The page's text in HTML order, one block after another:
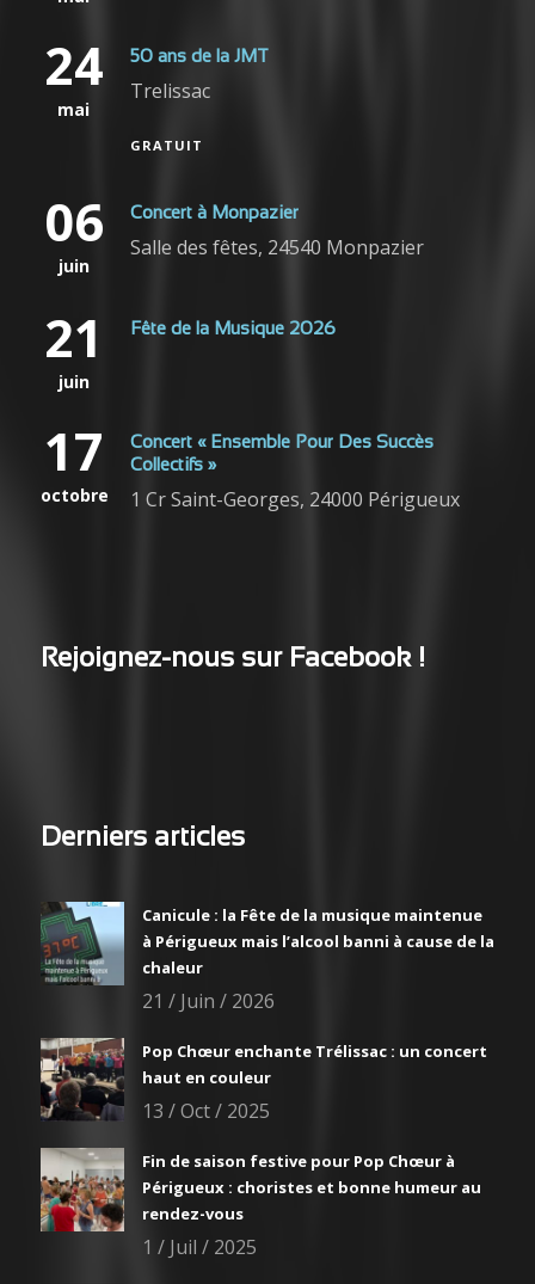
24
mai
50 ans de la JMT
Trelissac
GRATUIT
06
juin
Concert à Monpazier
Salle des fêtes, 24540 Monpazier
21
juin
Fête de la Musique 2026
17
octobre
Concert « Ensemble Pour Des Succès
Collectifs »
1 Cr Saint-Georges, 24000 Périgueux
Rejoignez-nous sur Facebook !
Derniers articles
Canicule : la Fête de la musique maintenue
à Périgueux mais l’alcool banni à cause de la
chaleur
21 / Juin / 2026
Pop Chœur enchante Trélissac : un concert
haut en couleur
13 / Oct / 2025
Fin de saison festive pour Pop Chœur à
Périgueux : choristes et bonne humeur au
rendez-vous
1 / Juil / 2025